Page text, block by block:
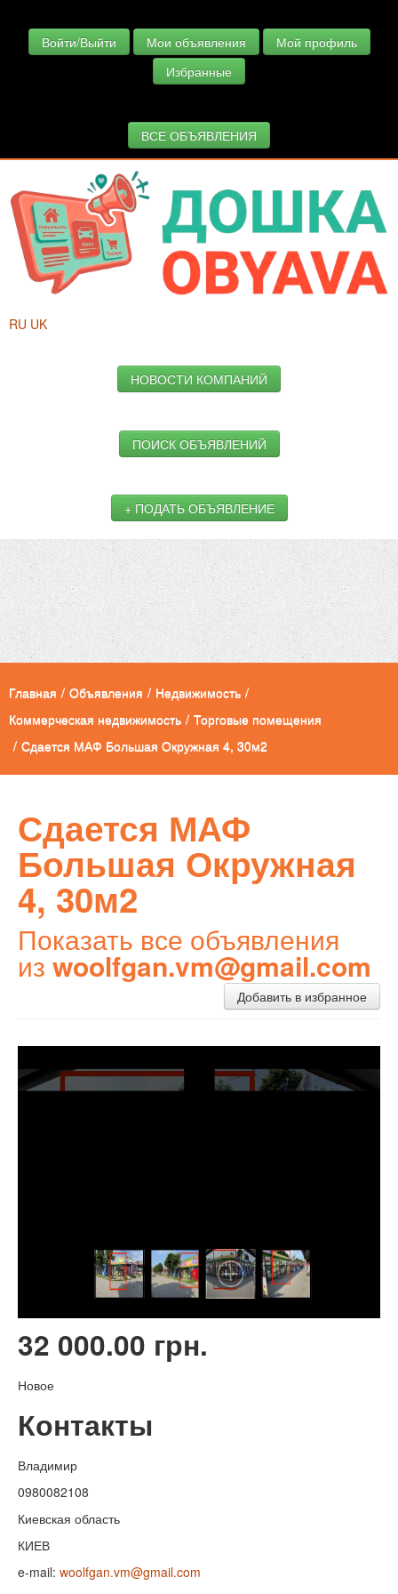
Войти/Выйти Мои объявления
Мой профиль
Избранные
ВСЕ ОБЪЯВЛЕНИЯ
RU UK
НОВОСТИ КОМПАНИЙ
ПОИСК ОБЪЯВЛЕНИЙ
+ ПОДАТЬ ОБЪЯВЛЕНИЕ
Главная / Объявления / Недвижимость /
Коммерческая недвижимость / Торговые помещения
/ Сдается МАФ Большая Окружная 4, 30м2
Сдается МАФ
Большая Окружная
4, 30м2
Показать все объявления
из woolfgan.vm@gmail.com
Добавить в избранное
32 000.00 грн.
Новое
Контакты
Владимир
0980082108
Киевская область
КИЕВ
e-mail: woolfgan.vm@gmail.com